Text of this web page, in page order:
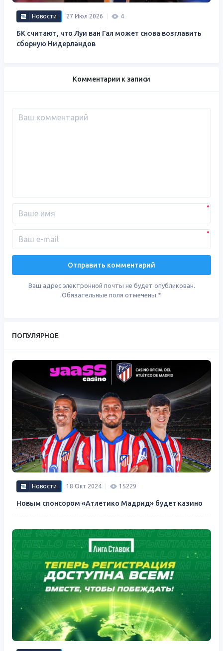
Новости 27 Июл 2026 4
БК считают, что Луи ван Гал может снова возглавить
сборную Нидерландов
Комментарии к записи
Ваш адрес электронной почты не будет опубликован.
Обязательные поля отмечены *
ПОПУЛЯРНОЕ
Новости 18 Окт 2024 15229
Новым спонсором «Атлетико Мадрид» будет казино